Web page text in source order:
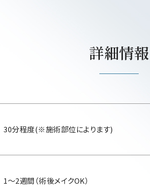
詳細情報
30分程度(※施術部位によります)
1〜2週間（術後メイクOK）